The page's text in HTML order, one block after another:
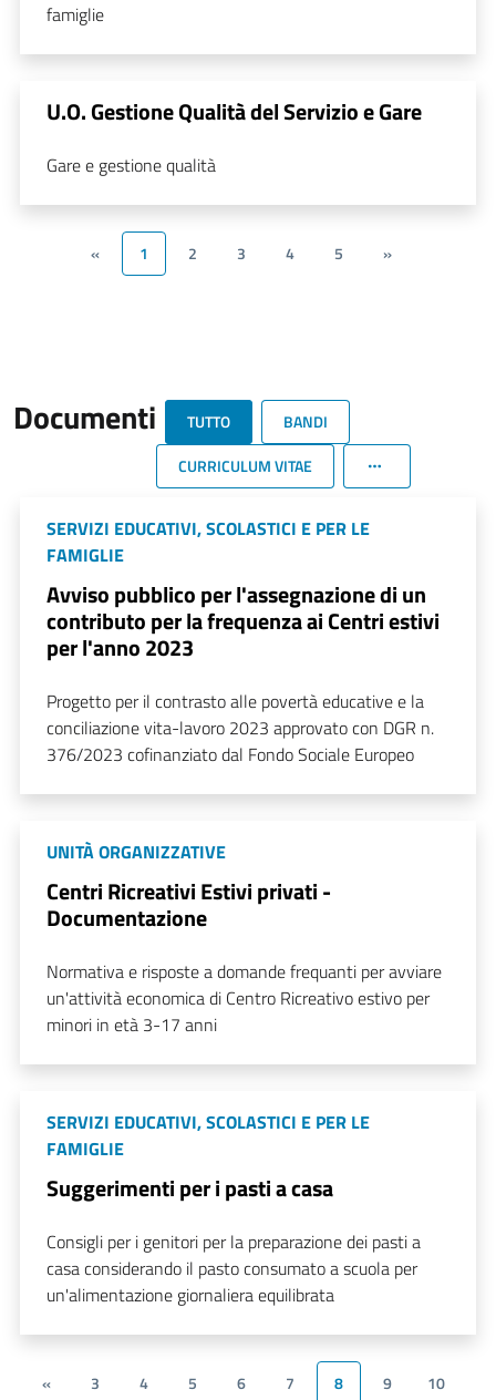
famiglie
U.O. Gestione Qualità del Servizio e Gare
Gare e gestione qualità
« 1 2 3 4 5 »
Documenti TUTTO
BANDI
CURRICULUM VITAE
SERVIZI EDUCATIVI, SCOLASTICI E PER LE
FAMIGLIE
Avviso pubblico per l'assegnazione di un
contributo per la frequenza ai Centri estivi
per l'anno 2023
Progetto per il contrasto alle povertà educative e la
conciliazione vita-lavoro 2023 approvato con DGR n.
376/2023 cofinanziato dal Fondo Sociale Europeo
UNITÀ ORGANIZZATIVE
Centri Ricreativi Estivi privati -
Documentazione
Normativa e risposte a domande frequanti per avviare
un'attività economica di Centro Ricreativo estivo per
minori in età 3-17 anni
SERVIZI EDUCATIVI, SCOLASTICI E PER LE
FAMIGLIE
Suggerimenti per i pasti a casa
Consigli per i genitori per la preparazione dei pasti a
casa considerando il pasto consumato a scuola per
un'alimentazione giornaliera equilibrata
« 3 4 5 6 7 8 9
10